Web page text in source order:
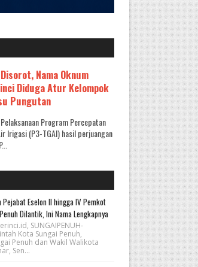
Nama Oknum
Diduga Atur Kelompok
Pungutan
Program Percepatan
Irigasi (P3-TGAI) hasil perjuangan
Pejabat Eselon II hingga IV Pemkot
Dilantik, Ini Nama Lengkapnya
SUNGAIPENUH-
Kota Sungai Penuh,
Penuh dan Wakil Walikota
Sen...